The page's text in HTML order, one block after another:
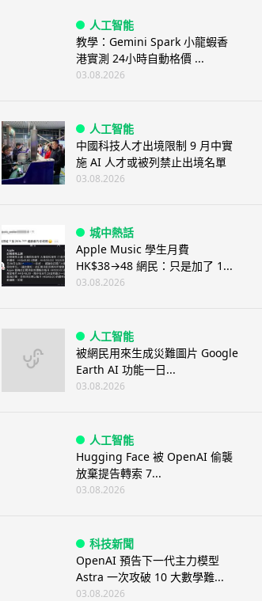
人工智能
教學：Gemini Spark 小龍蝦香
港實測 24小時自動格價 ...
03.08.2026
人工智能
中國科技人才出境限制 9 月中實
施 AI 人才或被列禁止出境名單
03.08.2026
城中熱話
Apple Music 學生月費
HK$38→48 網民：只是加了 1...
03.08.2026
人工智能
被網民用來生成災難圖片 Google
Earth AI 功能一日...
03.08.2026
人工智能
Hugging Face 被 OpenAI 偷襲
放棄提告轉索 7...
03.08.2026
科技新聞
OpenAI 預告下一代主力模型
Astra 一次攻破 10 大數學難...
03.08.2026